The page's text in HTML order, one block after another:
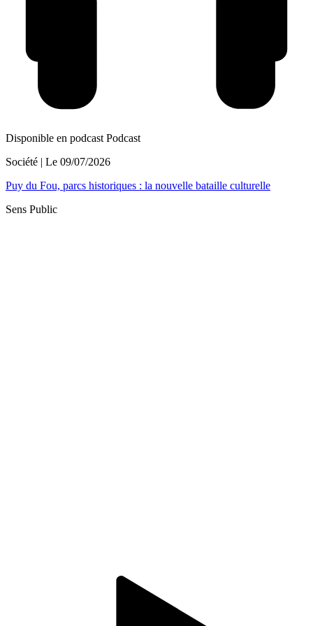
Disponible en podcast Podcast
Société | Le 09/07/2026
Puy du Fou, parcs historiques : la nouvelle bataille culturelle
Sens Public